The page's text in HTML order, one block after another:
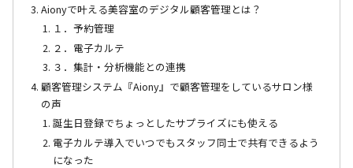
Aionyで叶える美容室のデジタル顧客管理とは？
１．予約管理
２．電子カルテ
３．集計・分析機能との連携
顧客管理システム『Aiony』で顧客管理をしているサロン様
の声
誕生日登録でちょっとしたサプライズにも使える
電子カルテ導入でいつでもスタッフ同士で共有できるよう
になった